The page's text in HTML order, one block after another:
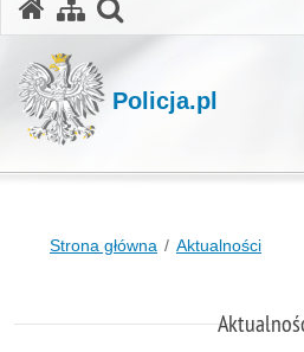
Policja.pl
Strona główna Aktualności